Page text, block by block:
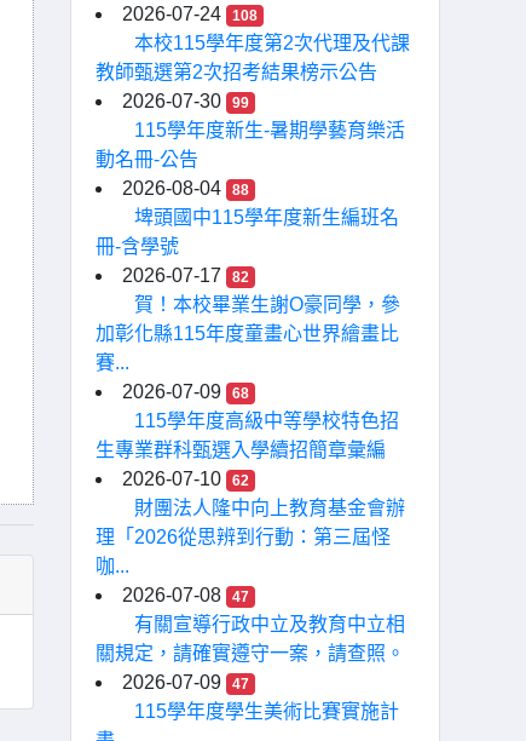
2026-07-24
108
本校115學年度第2次代理及代課
教師甄選第2次招考結果榜示公告
2026-07-30
99
115學年度新生-暑期學藝育樂活
動名冊-公告
2026-08-04
88
埤頭國中115學年度新生編班名
冊-含學號
2026-07-17
82
賀！本校畢業生謝O豪同學，參
加彰化縣115年度童畫心世界繪畫比
賽...
2026-07-09
68
115學年度高級中等學校特色招
生專業群科甄選入學續招簡章彙編
2026-07-10
62
財團法人隆中向上教育基金會辦
理「2026從思辨到行動：第三屆怪
咖...
2026-07-08
47
有關宣導行政中立及教育中立相
關規定，請確實遵守一案，請查照。
2026-07-09
47
115學年度學生美術比賽實施計